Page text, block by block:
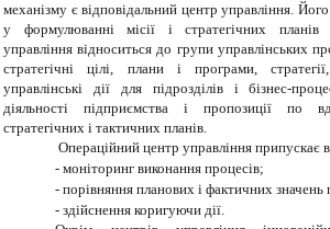
механізму є відповідальний центр управління.
у формулюванні місії і стратегічних планів
управління відноситься до групи управлінських
стратегічні цілі, плани і програми,
управлінські дії для підрозділів і бізнес-
діяльності підприємства і пропозиції по
стратегічних і тактичних планів.
Операційний центр управління припускає
- моніторинг виконання процесів;
- порівняння планових і фактичних значень
- здійснення коригуючи дії.